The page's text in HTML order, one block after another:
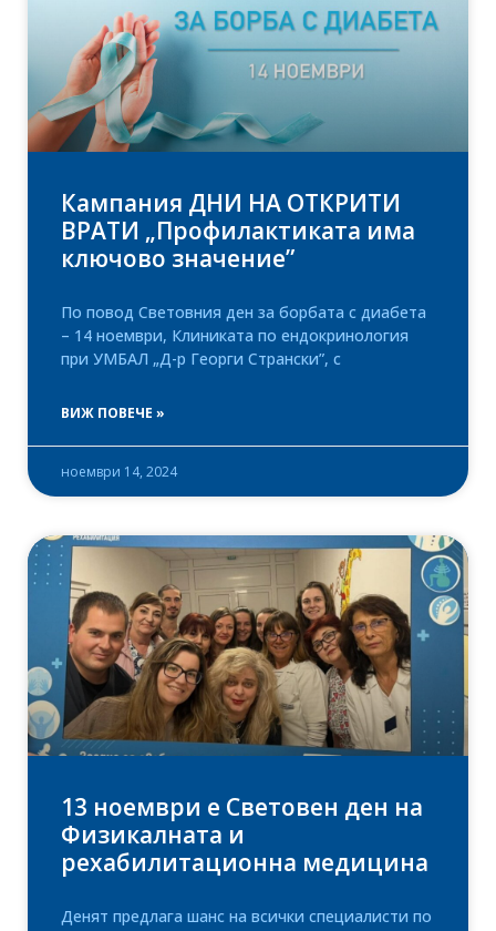
Кампания ДНИ НА ОТКРИТИ
ВРАТИ „Профилактиката има
ключово значение”
По повод Световния ден за борбата с диабета
– 14 ноември, Клиниката по ендокринология
при УМБАЛ „Д-р Георги Странски”, с
ВИЖ ПОВЕЧЕ »
ноември 14, 2024
13 ноември е Световен ден на
Физикалната и
рехабилитационна медицина
Денят предлага шанс на всички специалисти по